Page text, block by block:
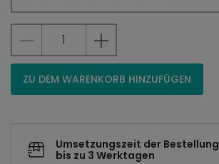
ZU DEM WARENKORB HINZUFÜGEN
Umsetzungszeit der Bestellung
bis zu 3 Werktagen